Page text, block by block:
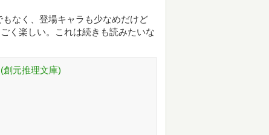
く、登場キャラも少なめだけど
く楽しい。これは続きも読みたいな
創元推理文庫)